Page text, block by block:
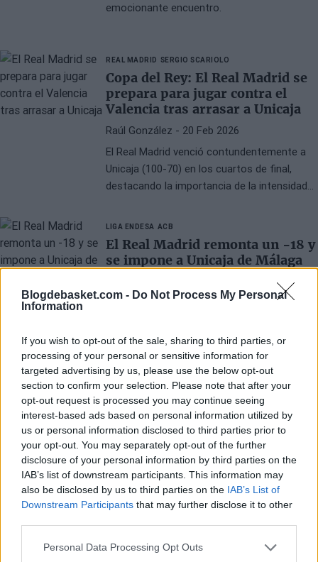
Blogdebasket.com - Do Not Process My Personal
Information
If you wish to opt-out of the sale, sharing to third parties, or
processing of your personal or sensitive information for
targeted advertising by us, please use the below opt-out
section to confirm your selection. Please note that after your
opt-out request is processed you may continue seeing
interest-based ads based on personal information utilized by
us or personal information disclosed to third parties prior to
your opt-out. You may separately opt-out of the further
disclosure of your personal information by third parties on the
IAB’s list of downstream participants. This information may
also be disclosed by us to third parties on the IAB’s List of
Downstream Participants that may further disclose it to other
Personal Data Processing Opt Outs
emocionante encuentro.
REAL MADRID SERGIO SCARIOLO
Copa del Rey: El Real Madrid se
prepara para jugar contra el
Valencia tras arrasar a Unicaja
Raúl González - 20 Feb 2026
El Real Madrid venció contundentemente a
Unicaja (100-70) en los cuartos de final,
destacando la importancia de la intensidad
LIGA ENDESA ACB
El Real Madrid remonta un -18 y
se impone a Unicaja de Málaga
Raúl González - 15 Feb 2026
los últimos 69 segundos, el Real Madrid
logró una gran remontada desde -18 frente
a Málaga para llevarse la victoria por 96-92.